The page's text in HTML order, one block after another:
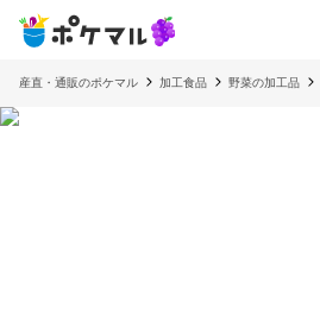
産直・通販のポケマル 加工食品 野菜の加工品